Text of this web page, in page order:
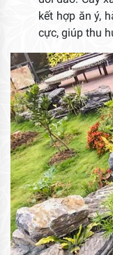
kết hợp ăn ý,
cực, giúp thu